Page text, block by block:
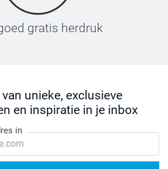
gratis herdruk
unieke, exclusieve
en inspiratie in je inbox
in